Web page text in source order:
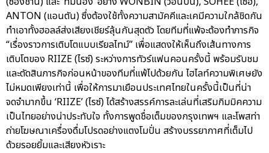
ANTON (แอนตัน) ซึ่งต้องใช้ทั้งความสามัคคีและเคมีความใกล้ชิดกัน
ทำเอาทั้งฮอลล์ส่งเสียงเชียร์ลุ้นกันสุดตัว โดยทีมที่แพ้จะต้องทำภารกิจ
“เรื่องราวการเติบโตแบบเรียลไทม์” เพื่อแสดงให้เห็นถึงเส้นทางการ
เติบโตของ RIIZE (ไรซ์) ระหว่างการทัวร์แฟนคอนครั้งนี้ พร้อมรับชม
และตัดสินภารกิจก่อนหน้าของทีมที่แพ้ไปด้วยกัน ไฮไลท์ความพิเศษยัง
ไม่หมดเพียงเท่านี้ เพื่อให้การมาเยือนประเทศไทยในครั้งนี้เป็นที่น่า
จดจำมากขึ้น ‘RIIZE’ (ไรซ์) ได้สร้างสรรค์การละเล่นที่เสริมกิมมิคความ
เป็นไทยอย่างน่าประทับใจ ทั้งการพูดชื่อเต็มของกรุงเทพฯ และโพสท่า
ถ่ายโฆษณาเครื่องดื่มโปรดอย่างแตงโมปั่น สร้างบรรยากาศที่เต็มไป
ด้วยรอยยิ้มและเสียงหัวเราะ